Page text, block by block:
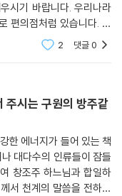
시기 바랍니다. 우리나라
편의점처럼 있습니다. 교
은문으로 가야 된다 라고
2 댓글0
주시는 구원의 방주같
한 에너지가 들어 있는 책
대다수의 인류들이 잠들
창조주 하느님과 합일하
서 천계의 말씀을 전하십